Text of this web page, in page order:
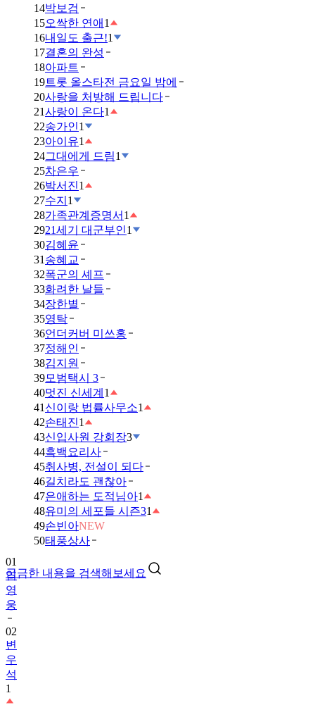
14박보검
15오싹한 연애 1
16내일도 출근!1
17결혼의 완성
18아파트
19트롯 올스타전 금요일 밤에
20사랑을 처방해 드립니다
21사랑이 온다1
22송가인1
23아이유1
24그대에게 드림1
25차은우
26박서진1
27수지 1
28가족관계증명서 1
2921세기 대군부인1
30김혜윤
31 송혜교
32폭군의 셰프
33화려한 날들
34장한별
35영탁
36언더커버 미쓰홍
37정해인
38김지원
39모범택시 3
40멋진 신세계 1
41 신이랑 법률사무소1
42손태진1
43신입사원 강회장3
44흑백요리사
45취사병, 전설이 되다
46길치라도 괜찮아
47은애하는 도적님아1
48유미의 세포들 시즌31
49손빈아NEW
50태풍상사
궁금한 내용을 검색해보세요
영
웅
02
변
우
석
1
03
금